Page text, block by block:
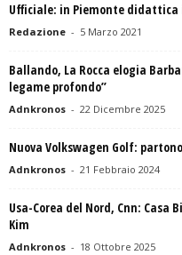
Ufficiale: in Piemonte didattica
Redazione - 5 Marzo 2021
Ballando, La Rocca elogia
legame profondo”
Adnkronos - 22 Dicembre 2025
Nuova Volkswagen Golf:
Adnkronos - 21 Febbraio 2024
Usa-Corea del Nord, Cnn:
Kim
Adnkronos - 18 Ottobre 2025